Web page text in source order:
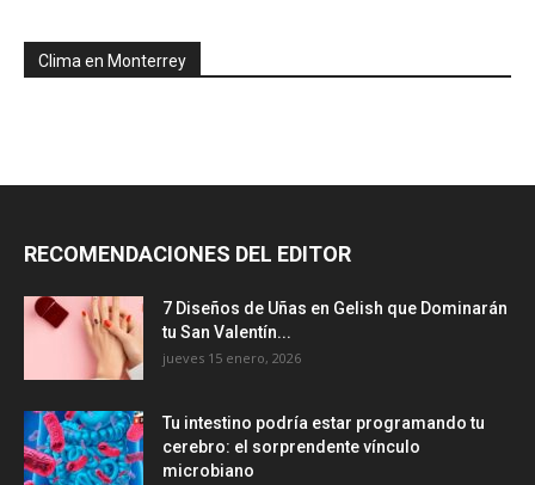
Clima en Monterrey
RECOMENDACIONES DEL EDITOR
7 Diseños de Uñas en Gelish que Dominarán
tu San Valentín...
jueves 15 enero, 2026
Tu intestino podría estar programando tu
cerebro: el sorprendente vínculo
microbiano